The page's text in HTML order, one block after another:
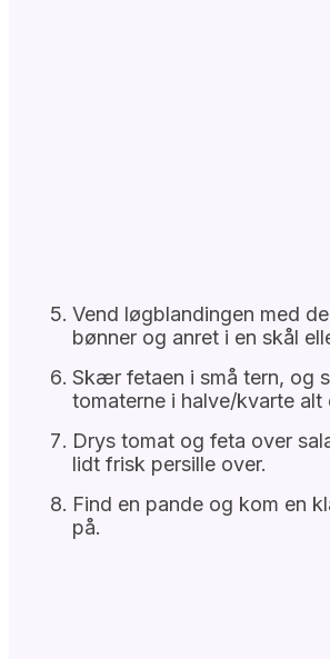
Vend løgblandingen med
bønner og anret i en skål
Skær fetaen i små tern, og
tomaterne i halve/kvarte alt
Drys tomat og feta over
lidt frisk persille over.
Find en pande og kom en
på.